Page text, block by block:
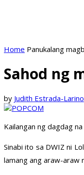
Home Panukalang
Sahod ng
by Judith Estrada-Larino
Kailangan ng dagdag
Sinabi ito sa DWIZ ni
lamang ang araw-araw